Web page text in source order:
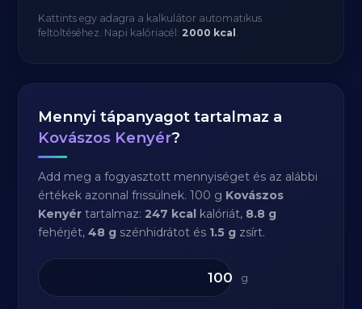
Kattints egy adagra a kalkulátor automatikus
feltöltéséhez. Napi kalóriacél: 2000 kcal .
Mennyi tápanyagot tartalmaz a
Kovászos Kenyér?
Add meg a fogyasztott mennyiséget és az alábbi
értékek azonnal frissülnek. 100 g Kovászos
Kenyér tartalmaz:247 kcal kalóriát, 8.8 g
fehérjét,48 g szénhidrátot és 1.5 g zsírt.
g